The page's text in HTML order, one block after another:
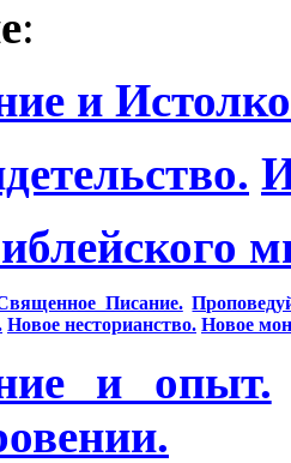
:
и
Писание.
Новое несторианство. Новое
и опыт.